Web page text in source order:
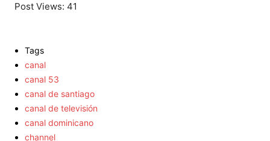
Post Views: 41
Tags
canal
canal 53
canal de santiago
canal de televisión
canal dominicano
channel